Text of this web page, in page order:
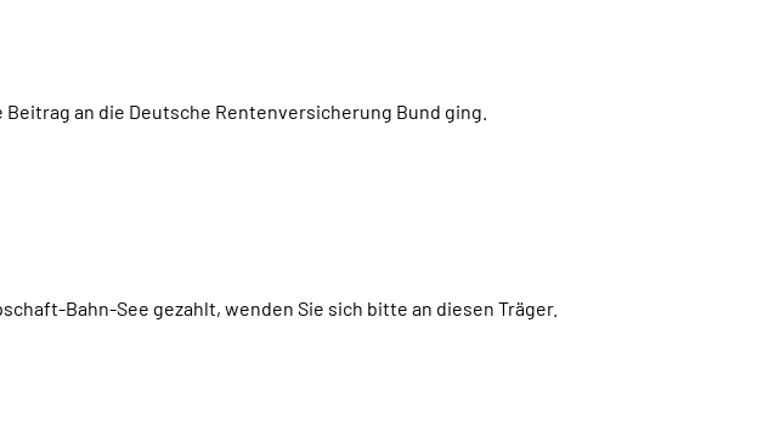
an die Deutsche Rentenversicherung Bund ging.
Bahn-See gezahlt, wenden Sie sich bitte an diesen Träger.